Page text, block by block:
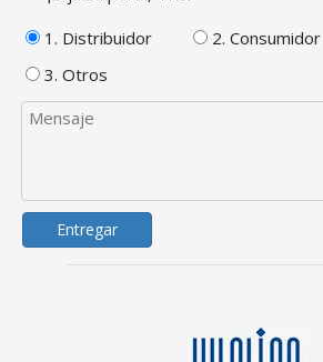
1. Distribuidor
2. Consumidor
3. Otros
Entregar